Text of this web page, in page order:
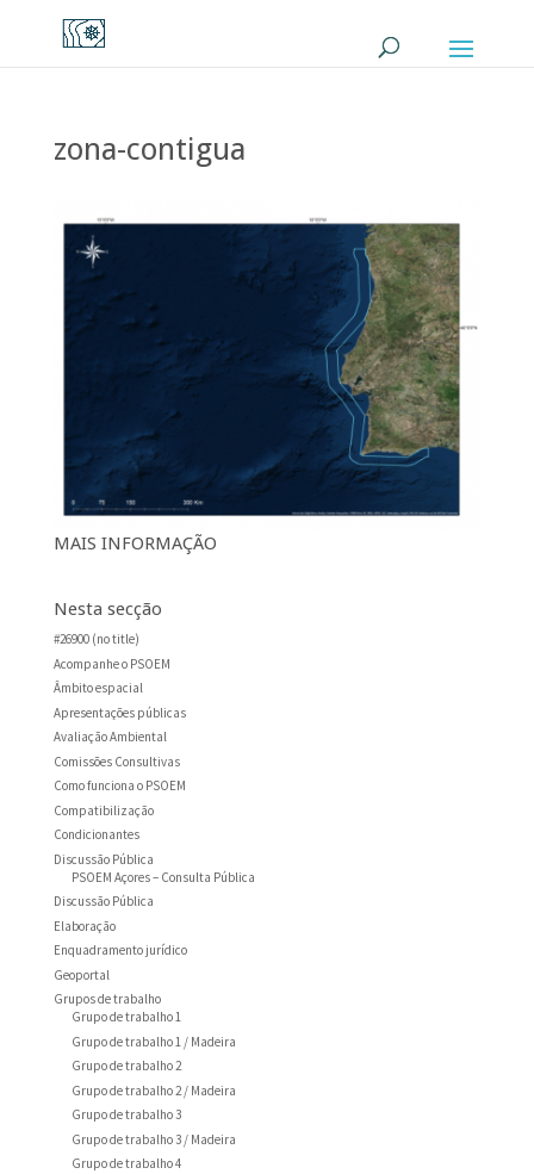
zona-contigua
MAIS INFORMAÇÃO
Nesta secção
#26900 (no title)
Acompanhe o PSOEM
Âmbito espacial
Apresentações públicas
Avaliação Ambiental
Comissões Consultivas
Como funciona o PSOEM
Compatibilização
Condicionantes
Discussão Pública
PSOEM Açores – Consulta Pública
Discussão Pública
Elaboração
Enquadramento jurídico
Geoportal
Grupos de trabalho
Grupo de trabalho 1
Grupo de trabalho 1 / Madeira
Grupo de trabalho 2
Grupo de trabalho 2 / Madeira
Grupo de trabalho 3
Grupo de trabalho 3 / Madeira
Grupo de trabalho 4